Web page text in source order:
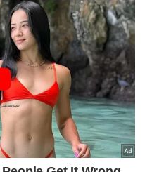
e grelhados.
natural e à limpeza
e saída de ar, o truque
nas superfícies e um